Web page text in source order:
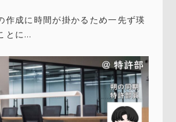
作成に時間が掛かるため一先ず瑛
とに…